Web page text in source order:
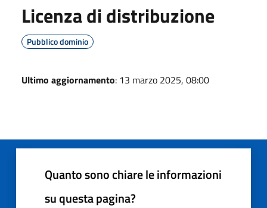
Licenza di distribuzione
Pubblico dominio
Ultimo aggiornamento: 13 marzo 2025, 08:00
Quanto sono chiare le informazioni
su questa pagina?